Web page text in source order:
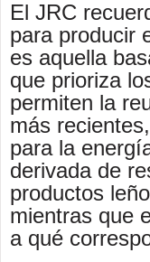
El JRC
para producir
es aquella
que prioriza
permiten la
más
para la
derivada de
productos
mientras que
a qué